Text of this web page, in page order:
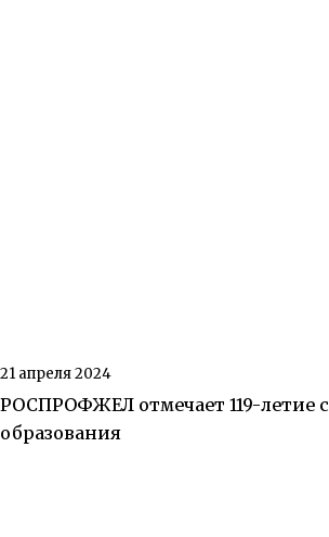
21 апреля 2024
РОСПРОФЖЕЛ отмечает 119-летие
образования